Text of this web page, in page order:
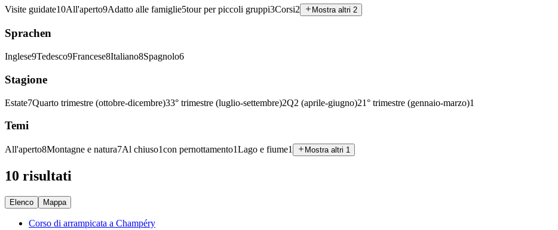
Visite guidate10All'aperto9Adatto alle famiglie5tour per piccoli gruppi3Corsi2 Mostra altri 2
Sprachen
Inglese9Tedesco9Francese8Italiano8Spagnolo6
Stagione
Estate7Quarto trimestre (ottobre-dicembre)33° trimestre (luglio-settembre)2Q2 (aprile-giugno)21° trimestre (gennaio-marzo)1
Temi
All'aperto8Montagne e natura7Al chiuso1con pernottamento1Lago e fiume1 Mostra altri 1
10 risultati
Elenco Mappa
Corso di arrampicata a Champéry